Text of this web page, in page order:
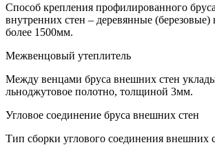
Способ крепления профилированного
внутренних стен – деревянные (березовые)
более 1500мм.
Межвенцовый утеплитель
Между венцами бруса внешних стен
льноджутовое полотно, толщиной 3мм.
Угловое соединение бруса внешних стен
Тип сборки углового соединения внешних